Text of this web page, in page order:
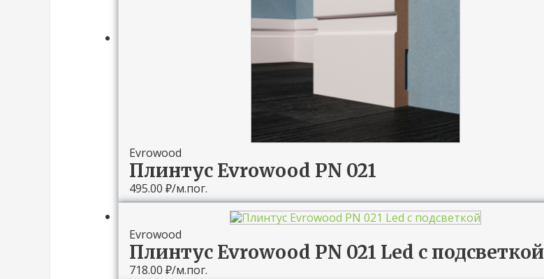
Evrowood
Плинтус Evrowood PN 021
495.00 ₽/м.пог.
Evrowood
Плинтус Evrowood PN 021 Led с подсветкой
718.00 ₽/м.пог.